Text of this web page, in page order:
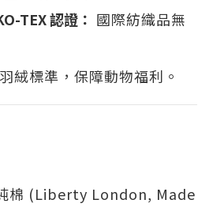
TEX 認證： 國際紡織品無
絨標準，保障動物福利。
棉 (Liberty London, Made